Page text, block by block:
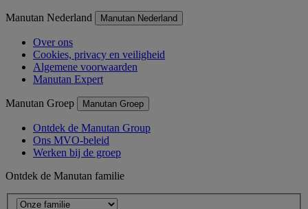
Manutan Nederland Manutan Nederland
Over ons
Cookies, privacy en veiligheid
Algemene voorwaarden
Manutan Expert
Manutan Groep Manutan Groep
Ontdek de Manutan Group
Ons MVO-beleid
Werken bij de groep
Ontdek de Manutan familie